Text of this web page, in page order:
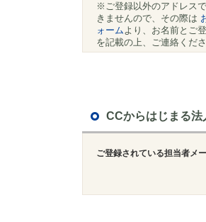
※ご登録以外のアドレス
きませんので、その際は
ォームより、お名前とご
を記載の上、ご連絡くださ
CCからはじまる
ご登録されている担当者メ